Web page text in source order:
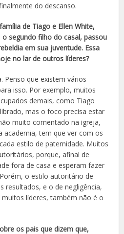
do descanso.
de Tiago e Ellen White,
o segundo filho do casal, passou
em sua juventude. Essa
no lar de outros líderes?
Penso que existem vários
isso. Por exemplo, muitos
demais, como Tiago
mas o foco precisa estar
muito comentado na igreja,
academia, tem que ver com os
estilo de paternidade. Muitos
porque, afinal de
fora de casa e esperam fazer
o estilo autoritário de
resultados, e o de negligência,
líderes, também não é o
os pais que dizem que,